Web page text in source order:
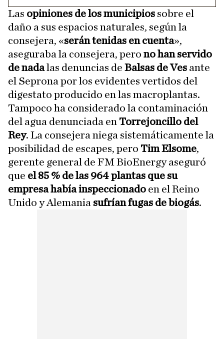
Las opiniones de los municipios sobre el
daño a sus espacios naturales, según la
consejera, «serán tenidas en cuenta»,
aseguraba la consejera, pero no han servido
de nadalas denuncias de Balsas de Ves ante
el Seprona por los evidentes vertidos del
digestato producido en las macroplantas.
Tampoco ha considerado la contaminación
del agua denunciada en Torrejoncillo del
Rey. La consejera niega sistemáticamente la
posibilidad de escapes, pero Tim Elsome,
gerente general de FM BioEnergy aseguró
que el 85 % de las 964 plantas que su
empresa había inspeccionado en el Reino
Unido y Alemania sufrían fugas de biogás.